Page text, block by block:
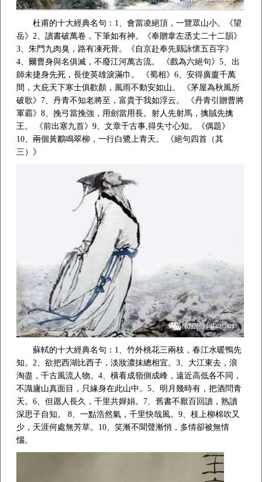
杜甫的十大經典名句：1、會當凌絕頂，一覽眾山小。《望
岳》2、讀書破萬卷，下筆如有神。《奉贈韋左丞丈二十二韻》
3、朱門九肉臭，路有凍死骨。《自京赴奉先縣詠懷五百字》
4、爾曹身與名俱滅，不廢江河萬古流。 《戲為六絕句》5、出
師未捷身先死，長使英雄淚滿巾。 《蜀相》6、安得廣廈千萬
間，大庇天下寒士俱歡顏，風雨不動安如山。 《茅屋為秋風所
破歌》7、丹青不知老將至，富貴于我如浮云。 《丹青引贈曹將
軍霸》8、挽弓當挽強，用劍當用長。射人先射馬，擒賊先擒
王。 《前出塞九首》9、文章千古事,得失寸心知。《偶題》
10、兩個黃鸝鳴翠柳，一行白鷺上青天。 《絕句四首（其
三）》
蘇軾的十大經典名句：1、竹外桃花三兩枝，春江水暖鴨先
知。2、欲把西湖比西子，淡妝濃抹總相宜。3、大江東去，浪
淘盡，千古風流人物。4、橫看成嶺側成峰，遠近高低各不同，
不識廬山真面目，只緣身在此山中。5、明月幾時有，把酒問青
天。6、但愿人長久，千里共嬋娟。7、舊書不厭百回讀，熟讀
深思子自知。 8、一點浩然氣，千里快哉風。9、枝上柳棉吹又
少，天涯何處無芳草。10、笑漸不聞聲漸悄，多情卻被無情
惱。